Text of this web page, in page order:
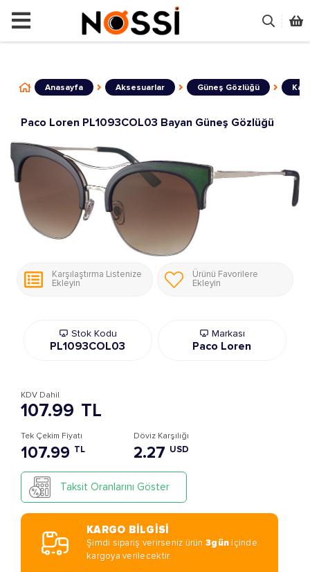
ÜRÜNLERİN TAMAMI DEMODUR
Anasayfa Aksesuarlar Güneş Gözlüğü
Paco Loren PL1093COL03 Bayan Güneş Gözlüğü
Karşılaştırma Listenize
Ekleyin
Ürünü Favorilere
Ekleyin
Stok Kodu
PL1093COL03
Markası
Paco Loren
107.99 TL
KDV Dahil
Tek Çekim Fiyatı
107.99 TL
Döviz Karşılığı
2.27 USD
Taksit Oranlarını Göster
KARGO BİLGİSİ
Şimdi sipariş verirseniz ürün 3güniçinde
kargoya verilecektir.